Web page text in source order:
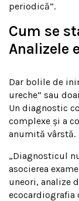
periodică”.
Cum se
Analizele
Dar bolile de
ureche” sau
Un diagnostic
complexe și a
anumită vârstă.
„Diagnosticul
asocierea
uneori, analize
ecocardiografia